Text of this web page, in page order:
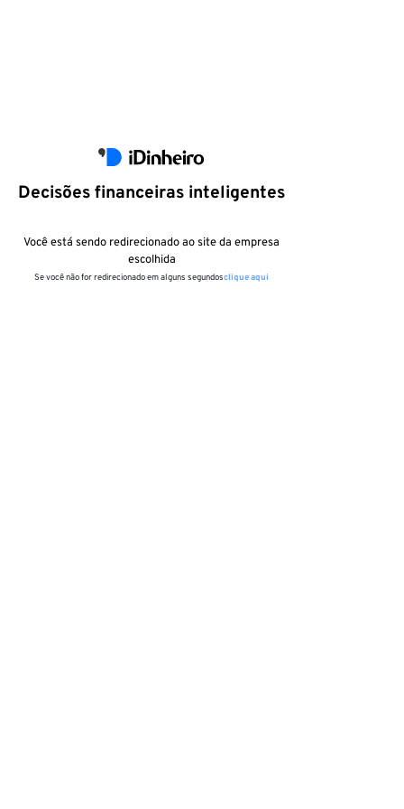
Decisões financeiras inteligentes
Você está sendo redirecionado ao site da empresa
escolhida
Se você não for redirecionado em alguns segundosclique aqui